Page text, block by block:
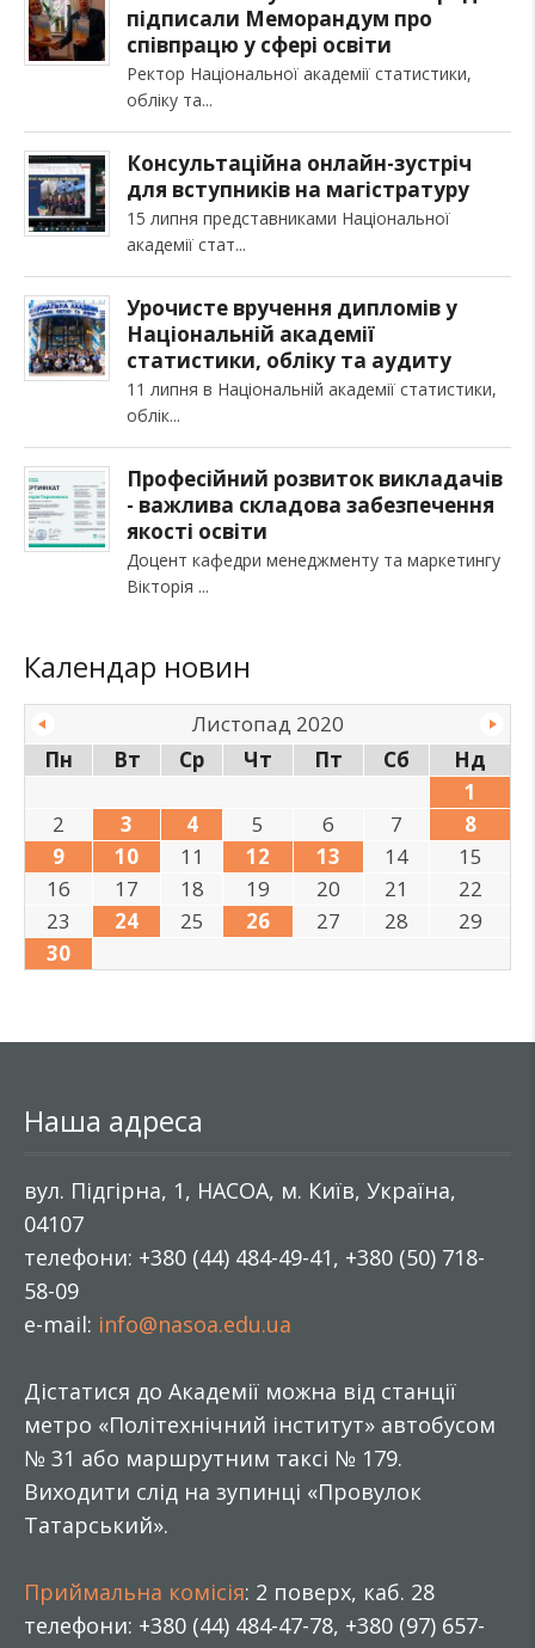
підписали Меморандум про
співпрацю у сфері освіти
Ректор Національної академії статистики,
обліку та
Консультаційна онлайн-зустріч
для вступників на магістратуру
15 липня представниками Національної
академії стат
Урочисте вручення дипломів у
Національній академії
статистики, обліку та аудиту
11 липня в Національній академії статистики,
облік
Професійний розвиток викладачів
- важлива складова забезпечення
якості освіти
Доцент кафедри менеджменту та маркетингу
Вікторія
Календар новин
Листопад 2020
Пн
Вт Ср Чт Пт Сб
Нд
1
2
3 4 5 6 7
8
9
10 11 12 13 14
15
16
17 18 19 20 21
22
23
24 25 26 27 28
29
30
Наша адреса
вул. Підгірна, 1, НАСОА, м. Київ, Україна,
04107
телефони: +380 (44) 484-49-41, +380 (50) 718-
58-09
e-mail: info@nasoa.edu.ua
Дістатися до Академії можна від станції
метро «Політехнічний інститут» автобусом
№ 31 або маршрутним таксі № 179.
Виходити слід на зупинці «Провулок
Татарський».
Приймальна комісія: 2 поверх, каб. 28
телефони: +380 (44) 484-47-78, +380 (97) 657-